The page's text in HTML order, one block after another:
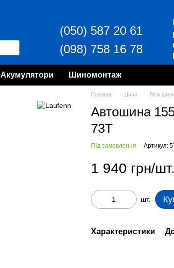
(050) 587 20 61
(098) 758 16 78
Акумулятори Шиномонтаж
Головна Шини Літні
Автошина
73T
Під замовлення Артикул:
1 940 грн/шт.
шт.
Характеристики